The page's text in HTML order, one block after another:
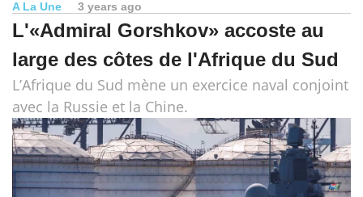
A La Une 3 years ago
L'«Admiral Gorshkov» accoste au
large des côtes de l'Afrique du Sud
L’Afrique du Sud mène un exercice naval conjoint
avec la Russie et la Chine.